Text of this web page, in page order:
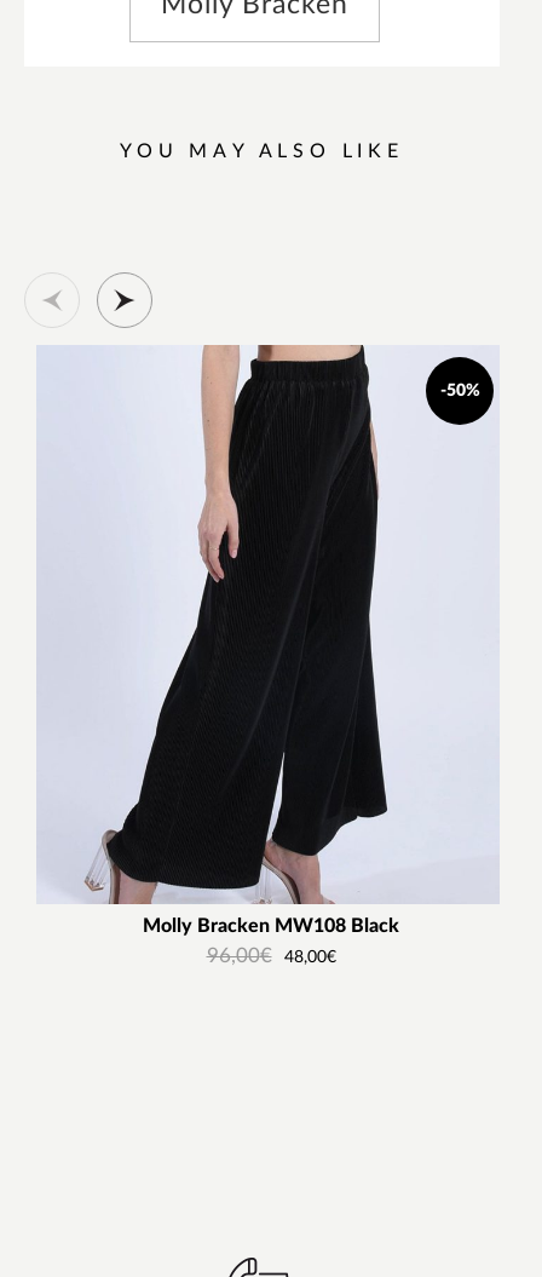
YOU MAY ALSO LIKE
-50%
Molly Bracken MW108 Black
96,00€ 48,00€